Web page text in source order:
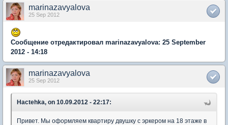
marinazavyalova
25 Sep 2012
Сообщение отредактировал marinazavyalova: 25 September
2012 - 14:18
marinazavyalova
25 Sep 2012
Hactehka, on 10.09.2012 - 22:17:
Привет. Мы оформляем квартиру двушку с эркером на 18 этаже в